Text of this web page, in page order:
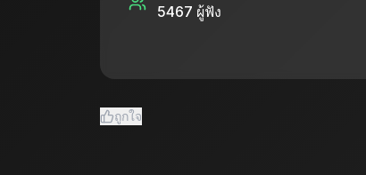
5467 ผู้ฟัง
ถูกใจ